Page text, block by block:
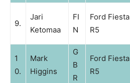
9.
Jari
Ketomaa
FI
N
Ford Fiesta
R5
1
0.
Mark
Higgins
G
B
R
Ford Fiesta
R5